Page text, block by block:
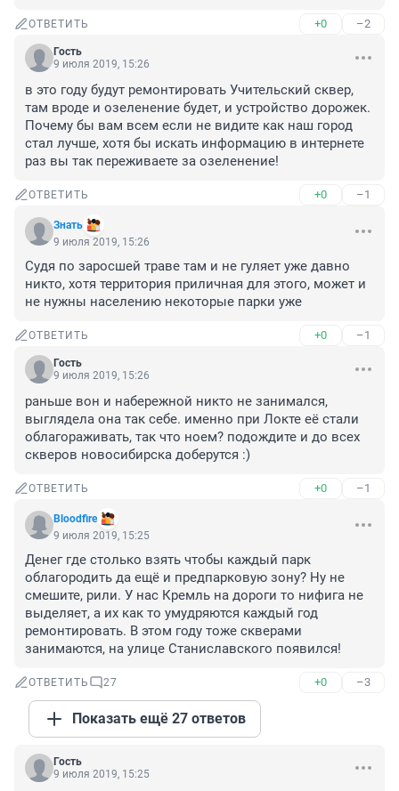
ОТВЕТИТЬ +0 –2
Гость
9 июля 2019, 15:26
в это году будут ремонтировать Учительский сквер,
там вроде и озеленение будет, и устройство дорожек.
Почему бы вам всем если не видите как наш город
стал лучше, хотя бы искать информацию в интернете
раз вы так переживаете за озеленение!
ОТВЕТИТЬ +0 –1
Знать
9 июля 2019, 15:26
Судя по заросшей траве там и не гуляет уже давно
никто, хотя территория приличная для этого, может и
не нужны населению некоторые парки уже
ОТВЕТИТЬ +0 –1
Гость
9 июля 2019, 15:26
раньше вон и набережной никто не занимался,
выглядела она так себе. именно при Локте её стали
облагораживать, так что ноем? подождите и до всех
скверов новосибирска доберутся :)
ОТВЕТИТЬ +0 –1
Bloodfire
9 июля 2019, 15:25
Денег где столько взять чтобы каждый парк
облагородить да ещё и предпарковую зону? Ну не
смешите, рили. У нас Кремль на дороги то нифига не
выделяет, а их как то умудряются каждый год
ремонтировать. В этом году тоже скверами
занимаются, на улице Станиславского появился!
ОТВЕТИТЬ 27 +0 –3
Показать ещё 27 ответов
Гость
9 июля 2019, 15:25